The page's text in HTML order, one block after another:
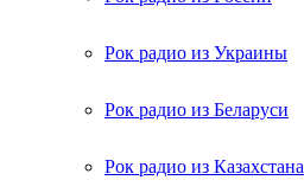
Рок радио из Украины
Рок радио из Беларуси
Рок радио из Казахстана